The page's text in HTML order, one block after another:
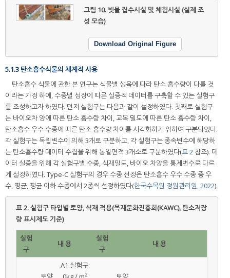
그림 10. 빗물 집수시설 및 체험시설 (실제 조
성 모습)
Download Original Figure
5.1.3 탄소흡수식물의 체계적 사용
탄소흡수 식물에 관한 본 연구는 식물별 생육에 따라 탄소 흡수량이 다를 것
이라는 가정 하에, 수종별 성장에 따른 실증적 데이터를 구축할 수 있는 실험구
를 조성하고자 하였다. 먼저 실험구는 다음과 같이 설정하였다. 첫째로 실험구
는 바이오차 양에 따른 탄소 흡수량 차이, 교목 밀도에 따른 탄소 흡수량 차이,
탄소흡수 우수 수종에 따른 탄소 흡수량 차이를 시각화하기 위하여 구분되었다.
각 실험구는 독립변수에 의해 3개로 구분하고, 각 실험구는 종속변수에 해당하
는 탄소흡수량 데이터 수집을 위해 동일면적 3개소로 구분하였다(표 2 참조). 데
이터 실증을 위해 각 실험구별 수종, 식재밀도, 바이오 차양을 통제변수로 다르
게 설정하였다. Type-C 실험구의 경우 수종 선정은 탄소흡수 우수 수종 중 우
수, 평균, 평균 이하 수종에서 2종씩 선정하였다(한국수목원 정원관리원, 2022).
표 2.실험구 타입별 토양, 식재 적용(목재문화진흥회(KAWC), 탄소저장
량 표시제도 기준)
실험
구
내 용
실험
구
내 용
A1 실험구:
2